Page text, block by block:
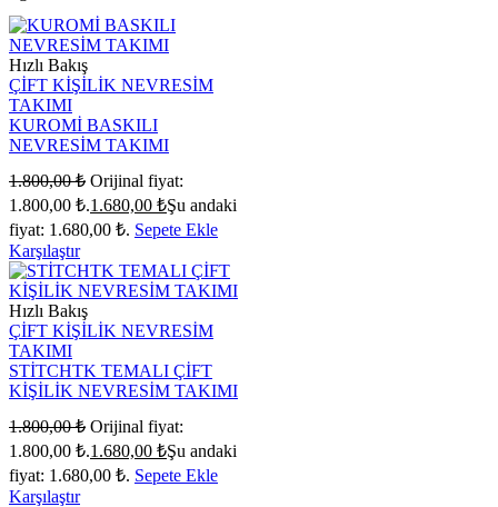
Hızlı Bakış
ÇİFT KİŞİLİK NEVRESİM
TAKIMI
KUROMİ BASKILI
NEVRESİM TAKIMI
1.800,00₺ Orijinal fiyat:
1.800,00 ₺.1.680,00 ₺Şu andaki
fiyat: 1.680,00 ₺. Sepete Ekle
Karşılaştır
Hızlı Bakış
ÇİFT KİŞİLİK NEVRESİM
TAKIMI
STİTCHTK TEMALI ÇİFT
KİŞİLİK NEVRESİM TAKIMI
1.800,00₺ Orijinal fiyat:
1.800,00 ₺.1.680,00 ₺Şu andaki
fiyat: 1.680,00 ₺. Sepete Ekle
Karşılaştır